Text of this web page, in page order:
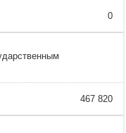
0
467 820